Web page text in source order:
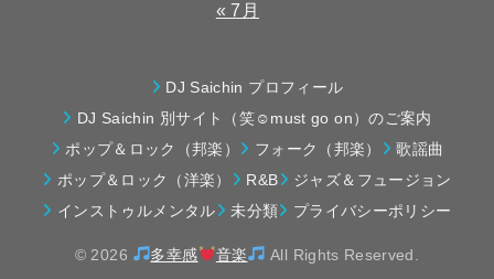
« 7月
DJ Saichin プロフィール
DJ Saichin 別サイト（笑☺must go on）のご案内
ポップ＆ロック（邦楽）
フォーク（邦楽）
歌謡曲
ポップ＆ロック（洋楽）
R&B
ジャズ＆フュージョン
インストゥルメンタル
未分類 プライバシーポリシー
© 2026 多幸感 音楽 All Rights Reserved.